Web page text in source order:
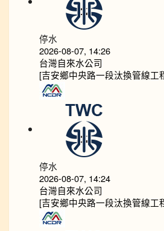
停水
2026-08-07, 14:26
台灣自來水公司
[吉安鄉中央路一段汰換管線工
停水
2026-08-07, 14:24
台灣自來水公司
[吉安鄉中央路一段汰換管線工